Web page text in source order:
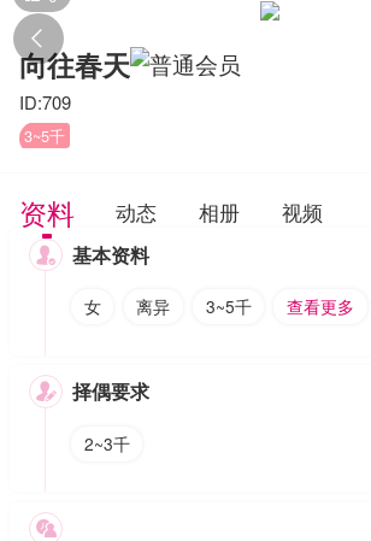

向往春天
ID:709
3~5千
资料 动态 相册 视频
 基本资料
女 离异 3~5千 查看更多
 择偶要求
2~3千
